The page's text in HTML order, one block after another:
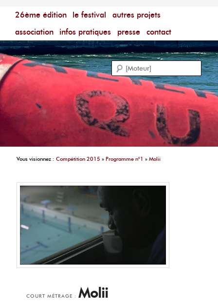
Menu principal
aller au contenu principal
aller au contenu secondaire
26ème édition le festival
autres projets
association
infos pratiques presse contact
Festival du Film Court Francophone – [Un poing c'est
Vous visionnez :Compétition 2015 »Programme n°1 »Molii
COURT MÉTRAGE :Molii